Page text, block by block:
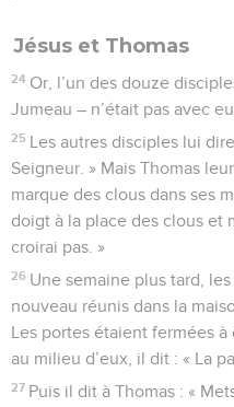
Jésus et Thomas
24 Or, l’un des douze
Jumeau – n’était pas avec
25 Les autres disciples lui
Seigneur. » Mais Thomas
marque des clous dans ses
doigt à la place des clous et
croirai pas. »
26 Une semaine plus tard,
nouveau réunis dans la
Les portes étaient fermées
au milieu d’eux, il dit : « La
27 Puis il dit à Thomas : «